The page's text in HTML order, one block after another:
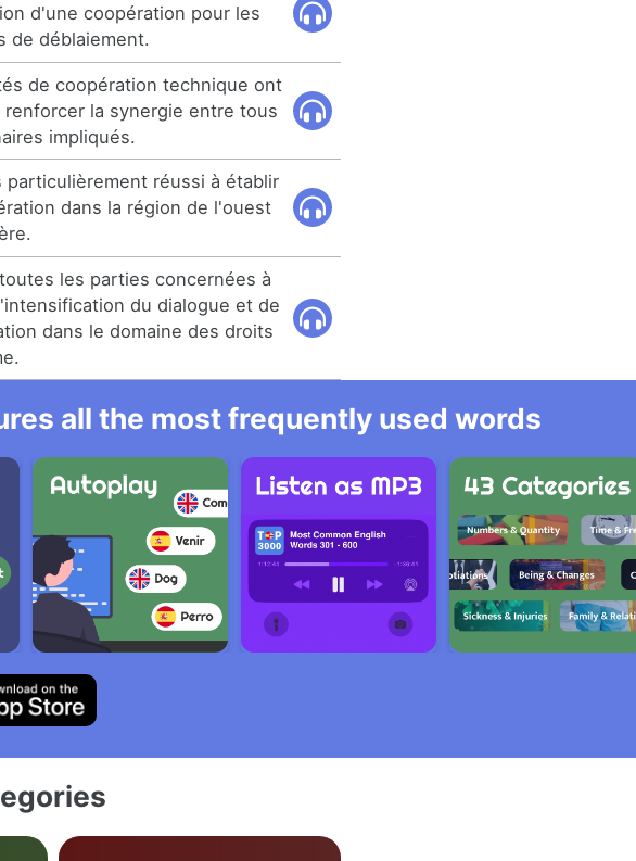
d'une coopération pour les
de déblaiement.
de coopération technique ont
renforcer la synergie entre tous
impliqués.
particulièrement réussi à établir
dans la région de l'ouest
les parties concernées à
du dialogue et de
dans le domaine des droits
all the most frequently used words